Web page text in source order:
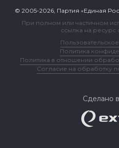
© 2005-2026, Партия «Единая
При полном или частичном
ссылка на ресурс
Политика
Политика в отношении
Согласие на обработку
Сделано